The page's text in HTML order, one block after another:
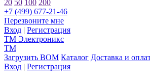
20 50 100 200
+7 (499) 677-21-46
Перезвоните мне
Вход | Регистрация
TM Электроникс
TM
Загрузить BOM Каталог Доставка и
Вход | Регистрация